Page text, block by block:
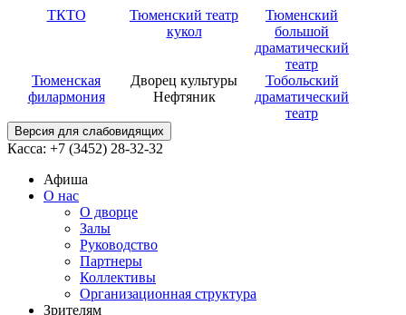
ТКТО
Тюменский театр
кукол
Тюменский
большой
драматический
театр
Тюменская
филармония
Дворец культуры
Нефтяник
Тобольский
драматический
театр
Версия для слабовидящих
Касса: +7 (3452) 28-32-32
Афиша
О нас
О дворце
Залы
Руководство
Партнеры
Коллективы
Организационная структура
Зрителям